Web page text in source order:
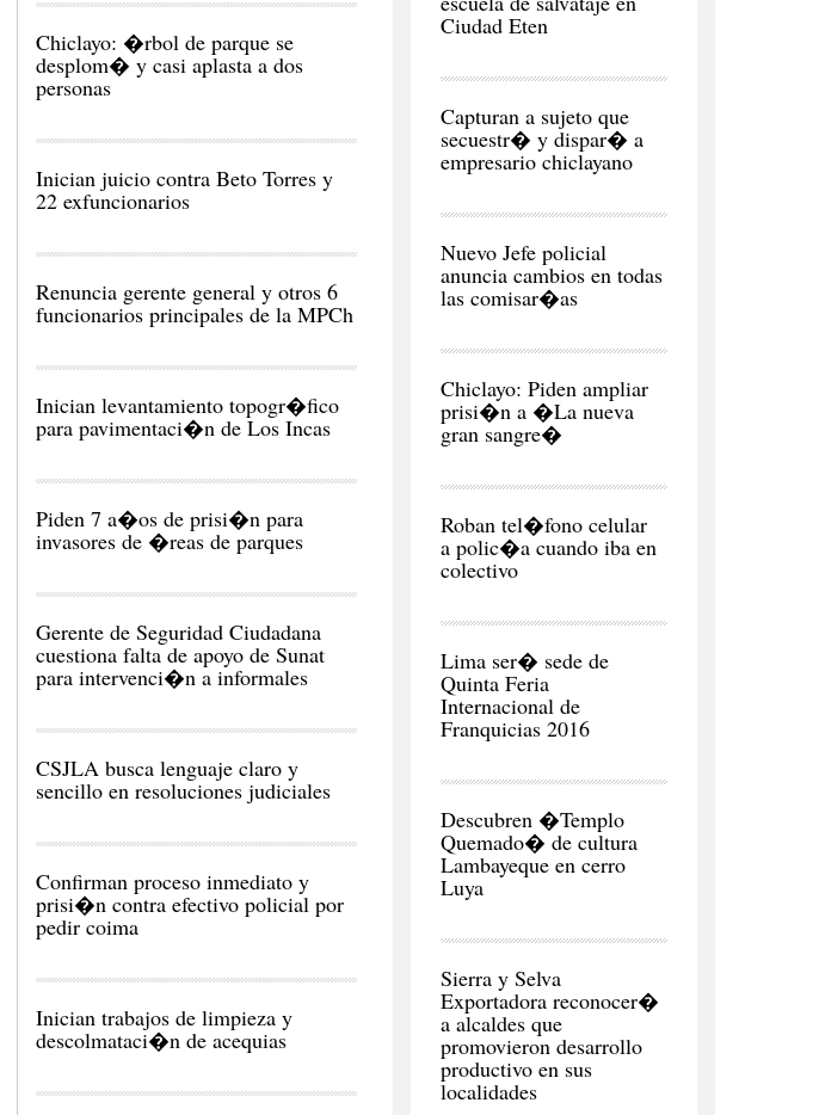
Chiclayo: �rbol de parque se
desplom� y casi aplasta a dos
personas
Inician juicio contra Beto Torres y
22 exfuncionarios
Renuncia gerente general y otros 6
funcionarios principales de la MPCh
Inician levantamiento topogr�fico
para pavimentaci�n de Los Incas
Piden 7 a�os de prisi�n para
invasores de �reas de parques
Gerente de Seguridad Ciudadana
cuestiona falta de apoyo de Sunat
para intervenci�n a informales
CSJLA busca lenguaje claro y
sencillo en resoluciones judiciales
Confirman proceso inmediato y
prisi�n contra efectivo policial por
pedir coima
Inician trabajos de limpieza y
descolmataci�n de acequias
Ciudad Eten
Capturan a sujeto que
secuestr� y dispar� a
empresario chiclayano
Nuevo Jefe policial
anuncia cambios en todas
las comisar�as
Chiclayo: Piden ampliar
prisi�n a �La nueva
gran sangre�
Roban tel�fono celular
a polic�a cuando iba en
colectivo
Lima ser� sede de
Quinta Feria
Internacional de
Franquicias 2016
Descubren �Templo
Quemado� de cultura
Lambayeque en cerro
Luya
Sierra y Selva
Exportadora reconocer�
a alcaldes que
promovieron desarrollo
productivo en sus
localidades